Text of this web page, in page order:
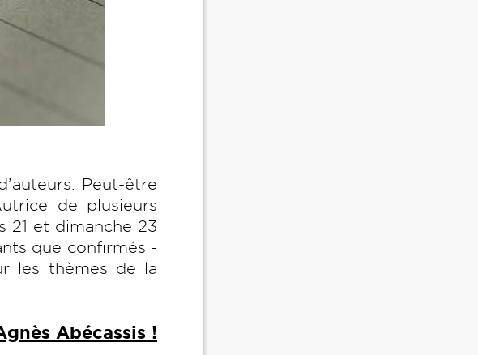
Peut-être
de plusieurs
21 et dimanche 23
que confirmés -
les thèmes de la
Abécassis !